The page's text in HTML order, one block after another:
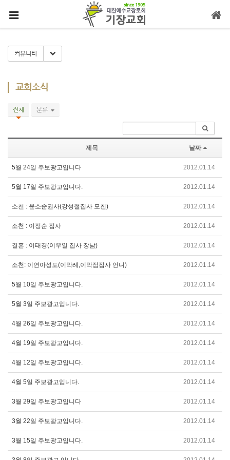
커뮤니티 Toggle Dropdown
교회소식
전체 분류
제목 날짜
5월 24일 주보광고입니다 2012.01.14
5월 17일 주보광고입니다. 2012.01.14
소천 : 윤소순권사(강성철집사 모친) 2012.01.14
소천 : 이정순 집사 2012.01.14
결혼 : 이태경(이우일 집사 장남) 2012.01.14
소천: 이연아성도(이막례,이막점집사 언니) 2012.01.14
5월 10일 주보광고입니다. 2012.01.14
5월 3일 주보광고입니다. 2012.01.14
4월 26일 주보광고입니다. 2012.01.14
4월 19일 주보광고입니다. 2012.01.14
4월 12일 주보광고입니다. 2012.01.14
4월 5일 주보광고입니다. 2012.01.14
3월 29일 주보광고입니다 2012.01.14
3월 22일 주보광고입니다. 2012.01.14
3월 15일 주보광고입니다. 2012.01.14